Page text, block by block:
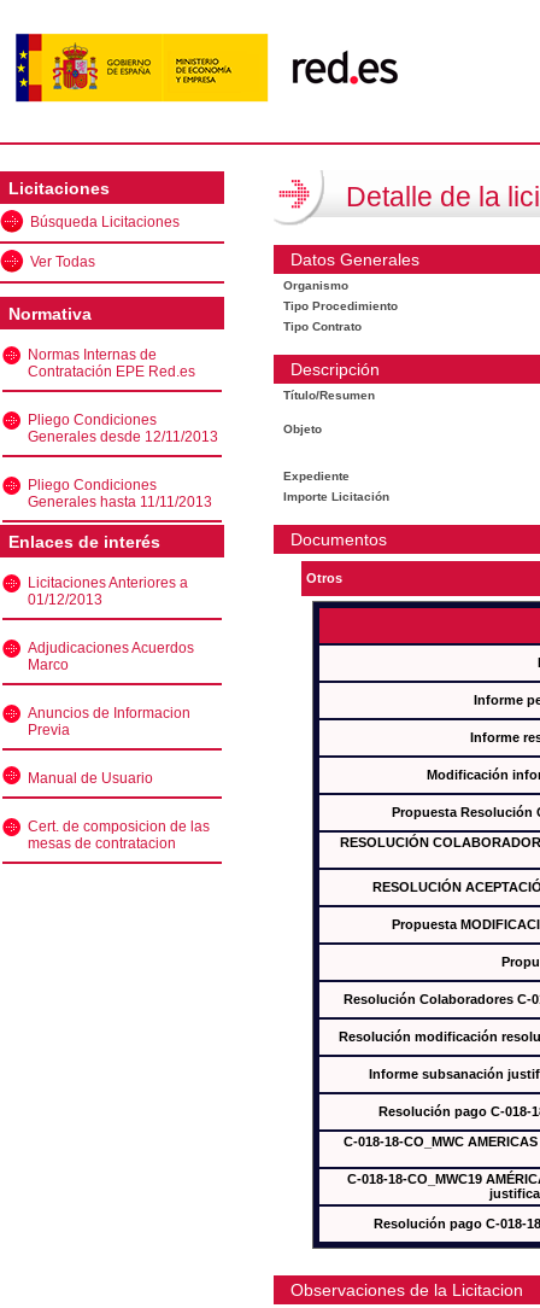
Licitaciones
Búsqueda Licitaciones
Ver Todas
Normativa
Normas Internas de
Contratación EPE Red.es
Pliego Condiciones
Generales desde 12/11/2013
Pliego Condiciones
Generales hasta 11/11/2013
Enlaces de interés
Licitaciones Anteriores a
01/12/2013
Adjudicaciones Acuerdos
Marco
Anuncios de Informacion
Previa
Manual de Usuario
Cert. de composicion de las
mesas de contratacion
Detalle de la
Datos Generales
Organismo
Tipo Procedimiento
Tipo Contrato
Descripción
Título/Resumen
Objeto
Expediente
Importe Licitación
Documentos
Otros
Informe
Informe
Modificación
Propuesta Resolución
RESOLUCIÓN
RESOLUCIÓN
Propuesta
Resolución Colaboradores C-
Resolución modificación
Informe subsanación
Resolución pago C-018-
C-018-18-CO_MWC
C-018-18-CO_MWC19
Resolución pago C-018-
Observaciones de la Licitacion